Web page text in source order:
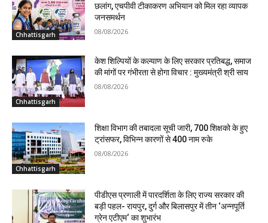
Chhattisgarh
छलांग, एचपीवी टीकाकरण अभियान को मिल रहा व्यापक
जनसमर्थन
08/08/2026
Chhattisgarh
केश शिल्पियों के कल्याण के लिए सरकार प्रतिबद्ध, समाज
की मांगों पर गंभीरता से होगा विचार : मुख्यमंत्री श्री साय
08/08/2026
Chhattisgarh
शिक्षा विभाग की तबादला सूची जारी, 700 शिक्षको के हुए
ट्रांसफर, विभिन्न कारणों से 400 नाम रुके
08/08/2026
पीडीएस प्रणाली में पारदर्शिता के लिए राज्य सरकार की
बड़ी पहल- रायपुर, दुर्ग और बिलासपुर में तीन ‘अन्नपूर्ति
ग्रेन एटीएम‘ का शुभारंभ